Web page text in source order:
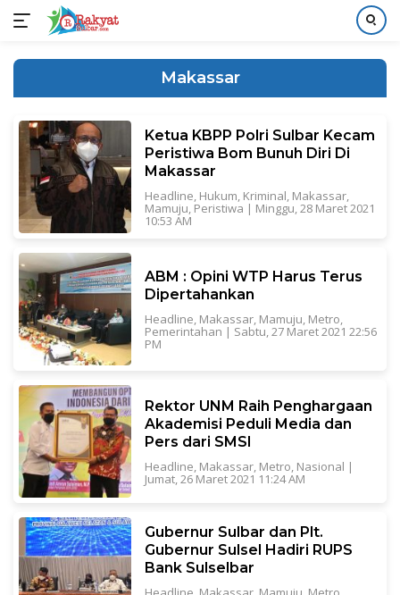
Makassar
Ketua KBPP Polri Sulbar Kecam
Peristiwa Bom Bunuh Diri Di
Makassar
Headline, Hukum, Kriminal, Makassar,
Mamuju, Peristiwa | Minggu, 28 Maret 2021
10:53 AM
ABM : Opini WTP Harus Terus
Dipertahankan
Headline, Makassar, Mamuju, Metro,
Pemerintahan | Sabtu, 27 Maret 2021 22:56
PM
Rektor UNM Raih Penghargaan
Akademisi Peduli Media dan
Pers dari SMSI
Headline, Makassar, Metro, Nasional |
Jumat, 26 Maret 2021 11:24 AM
Gubernur Sulbar dan Plt.
Gubernur Sulsel Hadiri RUPS
Bank Sulselbar